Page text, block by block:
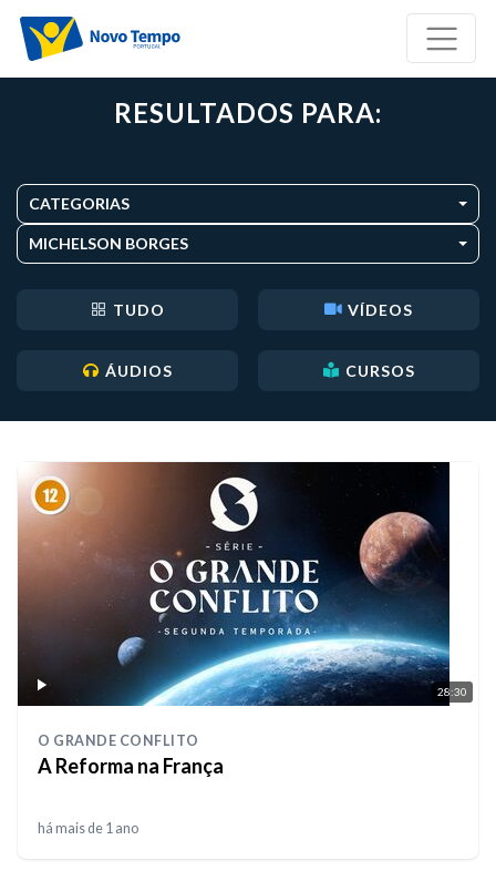
RESULTADOS PARA:
CATEGORIAS
MICHELSON BORGES
TUDO VÍDEOS
ÁUDIOS CURSOS
28:30
O GRANDE CONFLITO
A Reforma na França
há mais de 1 ano